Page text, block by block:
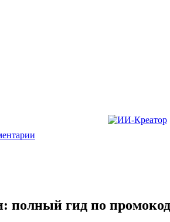
полный гид по